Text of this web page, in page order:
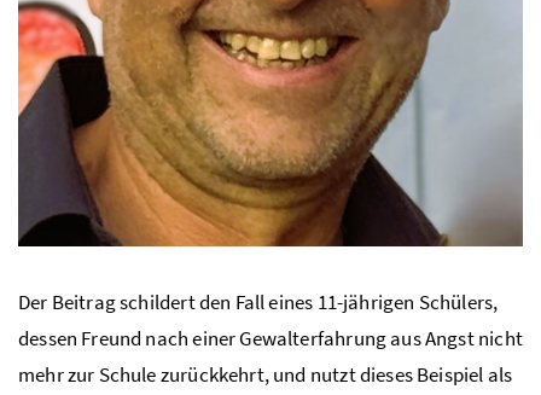
Der Beitrag schildert den Fall eines 11-jährigen Schülers,
dessen Freund nach einer Gewalterfahrung aus Angst nicht
mehr zur Schule zurückkehrt, und nutzt dieses Beispiel als